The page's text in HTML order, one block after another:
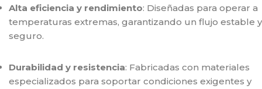
Alta eficiencia y rendimiento: Diseñadas para operar a
temperaturas extremas, garantizando un flujo estable y
seguro.
Durabilidad y resistencia: Fabricadas con materiales
especializados para soportar condiciones exigentes y